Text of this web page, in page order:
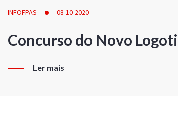
INFOFPAS 08-10-2020
Concurso do Novo
Ler mais